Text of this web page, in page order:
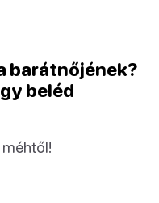
barátnőjének?
beléd